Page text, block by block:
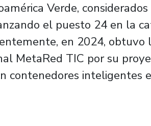
Verde,
el puesto 24 en la
en 2024, obtuvo
MetaRed TIC por su
contenedores inteligentes